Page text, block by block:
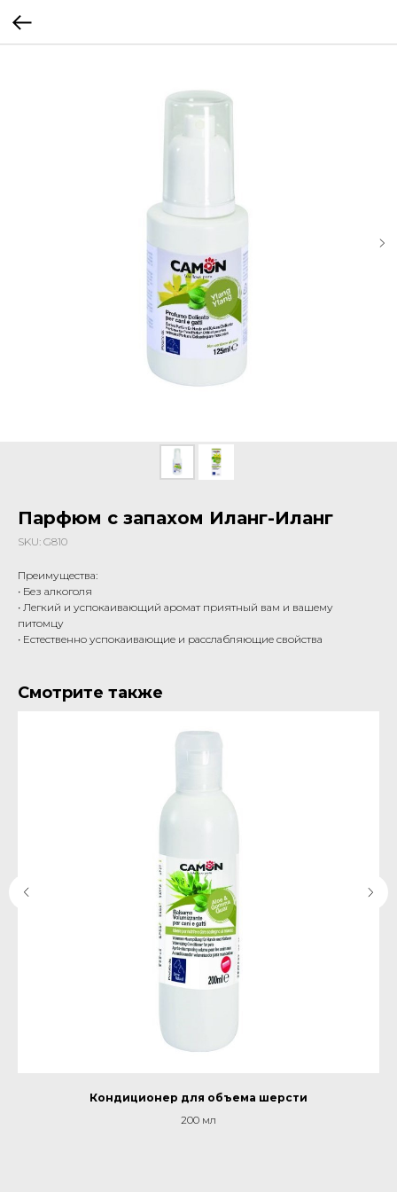
Парфюм с запахом Иланг-Иланг
SKU: G810
Преимущества:
• Без алкоголя
• Легкий и успокаивающий аромат приятный вам и вашему
питомцу
• Естественно успокаивающие и расслабляющие свойства
Смотрите также
Кондиционер для объема шерсти
200 мл